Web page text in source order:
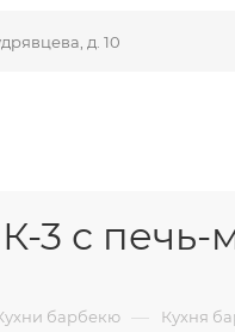
д. 10
3 с печь-
барбекю — Кухня